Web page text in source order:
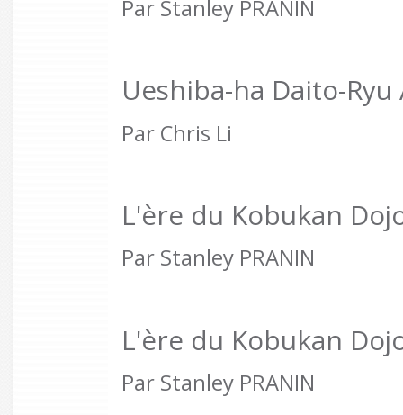
Par Stanley PRANIN
Ueshiba-ha Daito-Ryu
Par Chris Li
L'ère du Kobukan
Par Stanley PRANIN
L'ère du Kobukan
Par Stanley PRANIN